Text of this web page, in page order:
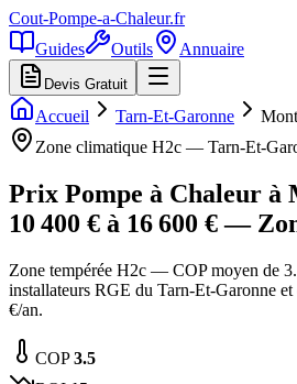
Cout-Pompe-a-Chaleur.fr
Guides
Outils Annuaire
Devis Gratuit
Accueil Tarn-Et-Garonne
Zone climatique H2c — Tarn-Et-
Prix Pompe à Chaleur à
10 400 € à 16 600 € —
Zone tempérée H2c — COP moyen de
installateurs RGE du Tarn-Et-Garonne
€/an.
COP3.5